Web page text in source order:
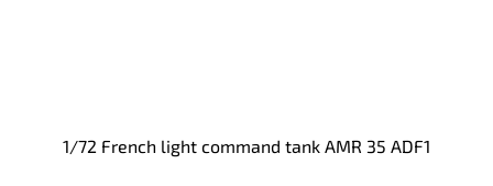
1/72 French light command tank AMR 35 ADF1